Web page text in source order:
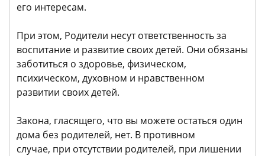
его интересам.
При этом, Родители несут ответственность за
воспитание и развитие своих детей. Они обязаны
заботиться о здоровье, физическом,
психическом, духовном и нравственном
развитии своих детей.
Закона, гласящего, что вы можете остаться один
дома без родителей, нет. В противном
случае, при отсутствии родителей, при лишении